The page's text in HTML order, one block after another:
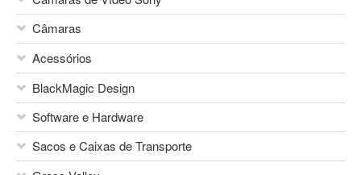
Câmaras
Blackmagic Design
Sony Network Camera Systems
Sony Foto e Vídeo Consumo
Canon
Sony
Acessórios
Áudio
Mesas de Mistura
Vocas
Flash Canon
BlackMagic Design
Software e Hardware
Sacos e Caixas de Transporte